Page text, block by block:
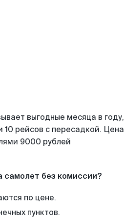
выгодные месяца в году,
рейсов с пересадкой. Цена
9000 рублей
самолет без комиссии?
по цене.
пунктов.